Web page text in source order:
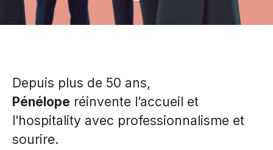
Depuis plus de 50 ans,
Pénélope réinvente l’accueil et
l’hospitality avec professionnalisme et
sourire.